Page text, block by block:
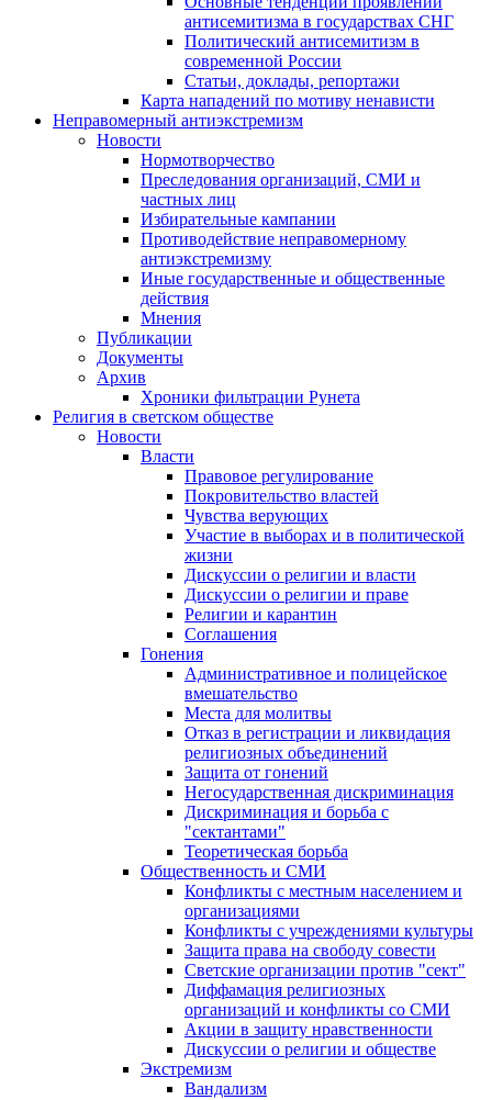
антисемитизма в государствах СНГ
Политический антисемитизм в
современной России
Статьи, доклады, репортажи
Карта нападений по мотиву ненависти
Неправомерный антиэкстремизм
Новости
Нормотворчество
Преследования организаций, СМИ и
частных лиц
Избирательные кампании
Противодействие неправомерному
антиэкстремизму
Иные государственные и общественные
действия
Мнения
Публикации
Документы
Архив
Хроники фильтрации Рунета
Религия в светском обществе
Новости
Власти
Правовое регулирование
Покровительство властей
Чувства верующих
Участие в выборах и в политической
жизни
Дискуссии о религии и власти
Дискуссии о религии и праве
Религии и карантин
Соглашения
Гонения
Административное и полицейское
вмешательство
Места для молитвы
Отказ в регистрации и ликвидация
религиозных объединений
Защита от гонений
Негосударственная дискриминация
Дискриминация и борьба с
"сектантами"
Теоретическая борьба
Общественность и СМИ
Конфликты с местным населением и
организациями
Конфликты с учреждениями культуры
Защита права на свободу совести
Светские организации против "сект"
Диффамация религиозных
организаций и конфликты со СМИ
Акции в защиту нравственности
Дискуссии о религии и обществе
Экстремизм
Вандализм